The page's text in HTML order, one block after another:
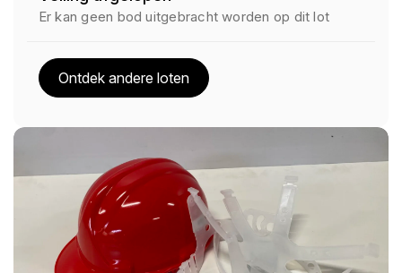
Er kan geen bod uitgebracht worden op dit lot
Ontdek andere loten